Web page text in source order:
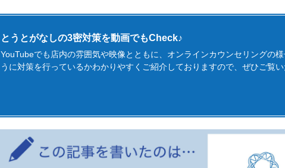
とうとがなしの3密対策を動画でもCheck♪
YouTubeでも店内の雰囲気や映像とともに、オンラインカウンセリングの
うに対策を行っているかわかりやすくご紹介しておりますので、ぜひご覧